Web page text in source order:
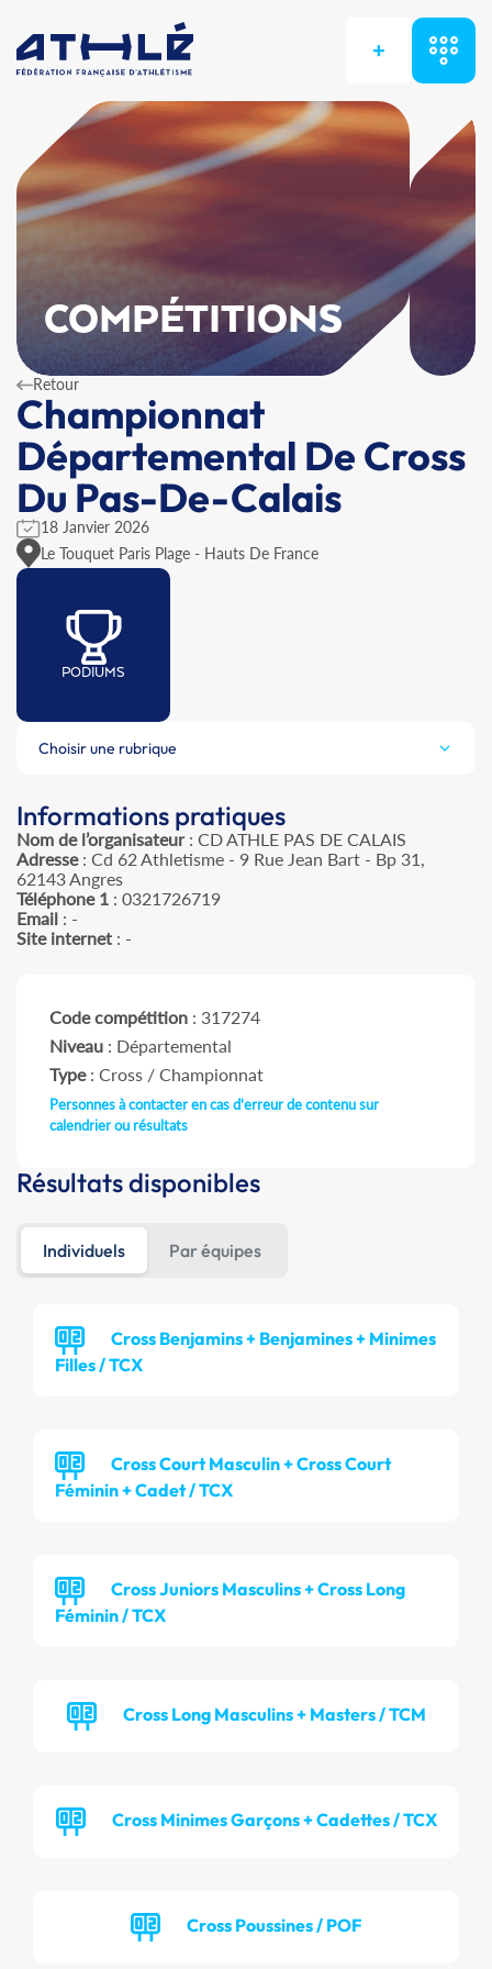
+
COMPÉTITIONS
Retour
Championnat
Départemental De Cross
Du Pas-De-Calais
18 Janvier 2026
Le Touquet Paris Plage - Hauts De France
PODIUMS
Choisir une rubrique
Informations pratiques
Nom de l’organisateur: CD ATHLE PAS DE CALAIS
Adresse: Cd 62 Athletisme - 9 Rue Jean Bart - Bp 31,
62143 Angres
Téléphone 1 : 0321726719
Email : -
Site internet : -
Code compétition : 317274
Niveau : Départemental
Type: Cross / Championnat
Personnes à contacter en cas d'erreur de contenu sur
calendrier ou résultats
Résultats disponibles
Individuels Par équipes
Cross Benjamins + Benjamines + Minimes
Filles / TCX
Cross Court Masculin + Cross Court
Féminin + Cadet / TCX
Cross Juniors Masculins + Cross Long
Féminin / TCX
Cross Long Masculins + Masters / TCM
Cross Minimes Garçons + Cadettes / TCX
Cross Poussines / POF